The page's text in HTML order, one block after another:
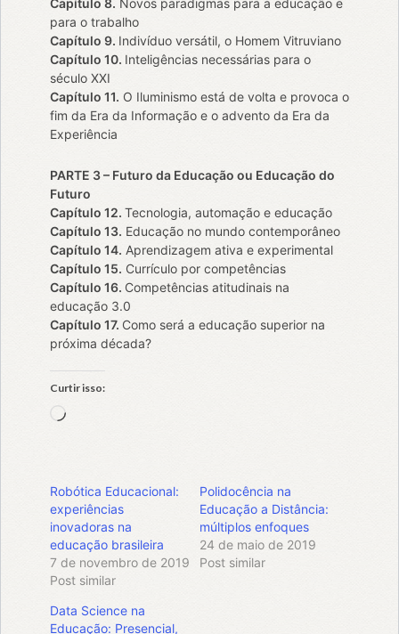
Capítulo 8. Novos paradigmas para a educação e
para o trabalho
Capítulo 9. Indivíduo versátil, o Homem Vitruviano
Capítulo 10. Inteligências necessárias para o
século XXI
Capítulo 11. O Iluminismo está de volta e provoca o
fim da Era da Informação e o advento da Era da
Experiência
PARTE 3 – Futuro da Educação ou Educação do
Futuro
Capítulo 12. Tecnologia, automação e educação
Capítulo 13. Educação no mundo contemporâneo
Capítulo 14. Aprendizagem ativa e experimental
Capítulo 15. Currículo por competências
Capítulo 16. Competências atitudinais na
educação 3.0
Capítulo 17. Como será a educação superior na
próxima década?
Curtir isso:
Carregando...
Robótica Educacional:
experiências
inovadoras na
educação brasileira
7 de novembro de 2019
Post similar
Polidocência na
Educação a Distância:
múltiplos enfoques
24 de maio de 2019
Post similar
Data Science na
Educação: Presencial,